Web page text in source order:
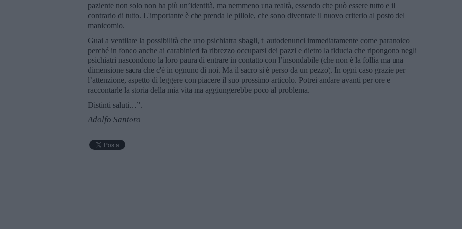
paziente non solo non ha più un’identità, ma nemmeno una realtà, essendo che può essere tutto e il
contrario di tutto. L'importante è che prenda le pillole, che sono diventate il nuovo criterio al posto del
manicomio.
Guai a ventilare la possibilità che uno psichiatra sbagli, ti autodenunci immediatamente come paranoico
perché in fondo anche ai carabinieri fa ribrezzo occuparsi dei pazzi e dietro la fiducia che ripongono negli
psichiatri nascondono la loro paura di entrare in contatto con l’insondabile (che non è la follia ma una
dimensione sacra che c'è in ognuno di noi. Ma il sacro si è perso da un pezzo). In ogni caso grazie per
l’attenzione, aspetto di leggere con piacere il suo prossimo articolo. Potrei andare avanti per ore e
raccontarle la storia della mia vita ma aggiungerebbe poco al problema.
Distinti saluti…”.
Adolfo Santoro